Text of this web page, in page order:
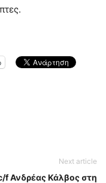
Next article
f Ανδρέας Κάλβος στη